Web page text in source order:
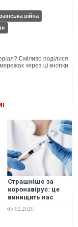
війна
Сміливо поділися
через ці кнопки
Страшніше за
коронавірус: це
винищить нас
відомі науці штами
05.02.2020